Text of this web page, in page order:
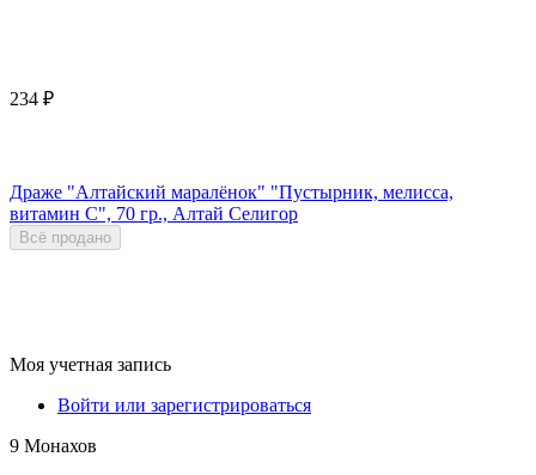
234 ₽
Драже "Алтайский маралёнок" "Пустырник, мелисса,
витамин С", 70 гр., Алтай Селигор
Всё продано
Моя учетная запись
Войти или зарегистрироваться
9 Монахов